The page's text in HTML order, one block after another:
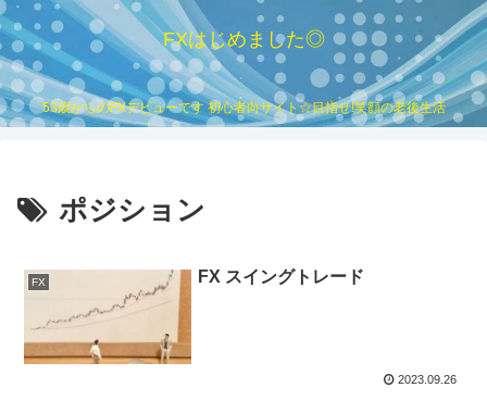
FXはじめました◎
53歳からのFXデビューです 初心者向サイト☆目指せ!笑顔の老後生活
ポジション
FX FX スイングトレード
2023.09.26